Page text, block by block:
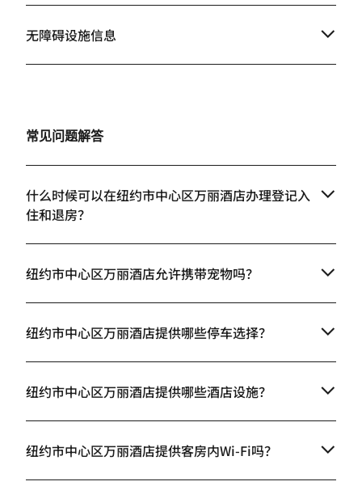
无障碍设施信息
常见问题解答
什么时候可以在纽约市中心区万丽酒店办理登记入
住和退房？
纽约市中心区万丽酒店允许携带宠物吗？
纽约市中心区万丽酒店提供哪些停车选择？
纽约市中心区万丽酒店提供哪些酒店设施？
纽约市中心区万丽酒店提供客房内Wi-Fi吗？